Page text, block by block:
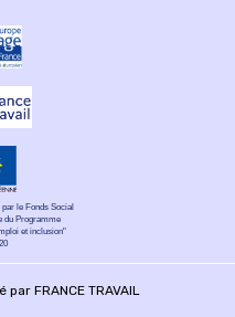
le Fonds Social
du Programme
et inclusion"
FRANCE TRAVAIL